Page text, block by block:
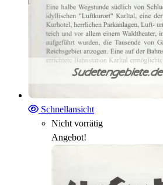
Schnellansicht
Nicht vorrätig
Angebot!